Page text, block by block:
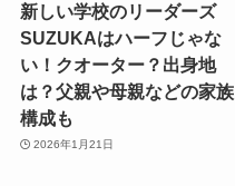
新しい学校のリーダーズ
SUZUKAはハーフじゃな
い！クオーター？出身地
は？父親や母親などの家族
構成も
2026年1月21日